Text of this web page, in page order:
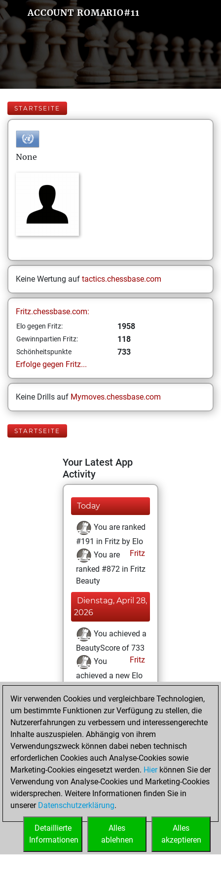
ACCOUNT ROMARIO#11
STARTSEITE
None
Keine Wertung auf tactics.chessbase.com
Fritz.chessbase.com:
Elo gegen Fritz: 1958
Gewinnpartien Fritz: 118
Schönheitspunkte
733
Erfolge gegen Fritz...
Keine Drills auf Mymoves.chessbase.com
STARTSEITE
Your Latest App
Activity
Today
You are ranked
#191 in Fritz by Elo
Fritz
You are
ranked #872 in Fritz
Beauty
Dienstag, April 28,
2026
You achieved a
BeautyScore of 733
Fritz
You
achieved a new Elo
of 1958
Dienstag, April 7,
2026
You won
against Fritz
Fritz
Freitag, Januar 7,
2022
You created
your Fritz account
Wir verwenden Cookies und vergleichbare Technologien,
um bestimmte Funktionen zur Verfügung zu stellen, die
Nutzererfahrungen zu verbessern und interessengerechte
Inhalte auszuspielen. Abhängig von ihrem
Verwendungszweck können dabei neben technisch
erforderlichen Cookies auch Analyse-Cookies sowie
Marketing-Cookies eingesetzt werden. Hierkönnen Sie der
Verwendung von Analyse-Cookies und Marketing-Cookies
widersprechen. Weitere Informationen finden Sie in
unserer Datenschutzerklärung.
Alles
akzeptieren
Alles
ablehnen
Detaillierte
Informationen